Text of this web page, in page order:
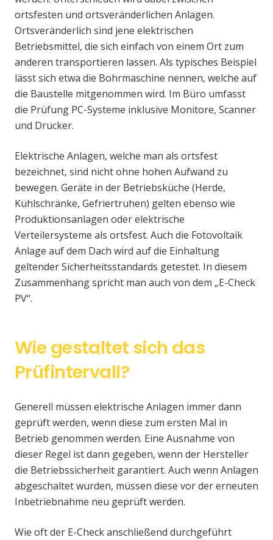
ortsfesten und ortsveränderlichen Anlagen.
Ortsveränderlich sind jene elektrischen
Betriebsmittel, die sich einfach von einem Ort zum
anderen transportieren lassen. Als typisches Beispiel
lässt sich etwa die Bohrmaschine nennen, welche auf
die Baustelle mitgenommen wird. Im Büro umfasst
die Prüfung PC-Systeme inklusive Monitore, Scanner
und Drucker.
Elektrische Anlagen, welche man als ortsfest
bezeichnet, sind nicht ohne hohen Aufwand zu
bewegen. Geräte in der Betriebsküche (Herde,
Kühlschränke, Gefriertruhen) gelten ebenso wie
Produktionsanlagen oder elektrische
Verteilersysteme als ortsfest. Auch die Fotovoltaik
Anlage auf dem Dach wird auf die Einhaltung
geltender Sicherheitsstandards getestet. In diesem
Zusammenhang spricht man auch von dem „E-Check
PV“.
Wie gestaltet sich das
Prüfintervall?
Generell müssen elektrische Anlagen immer dann
geprüft werden, wenn diese zum ersten Mal in
Betrieb genommen werden. Eine Ausnahme von
dieser Regel ist dann gegeben, wenn der Hersteller
die Betriebssicherheit garantiert. Auch wenn Anlagen
abgeschaltet wurden, müssen diese vor der erneuten
Inbetriebnahme neu geprüft werden.
Wie oft der E-Check anschließend durchgeführt